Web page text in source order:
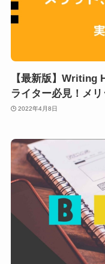
【最新版】Writing
ライター必見！メ
2022年4月8日